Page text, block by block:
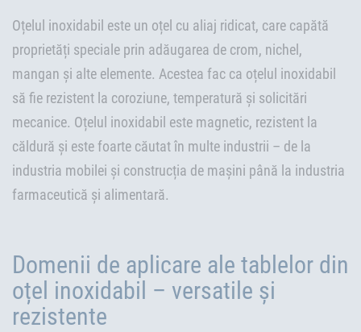
Oțelul inoxidabil este un oțel cu aliaj ridicat, care capătă
proprietăți speciale prin adăugarea de crom, nichel,
mangan și alte elemente. Acestea fac ca oțelul inoxidabil
să fie rezistent la coroziune, temperatură și solicitări
mecanice. Oțelul inoxidabil este magnetic, rezistent la
căldură și este foarte căutat în multe industrii – de la
industria mobilei și construcția de mașini până la industria
farmaceutică și alimentară.
Domenii de aplicare ale tablelor din
oțel inoxidabil – versatile și
rezistente